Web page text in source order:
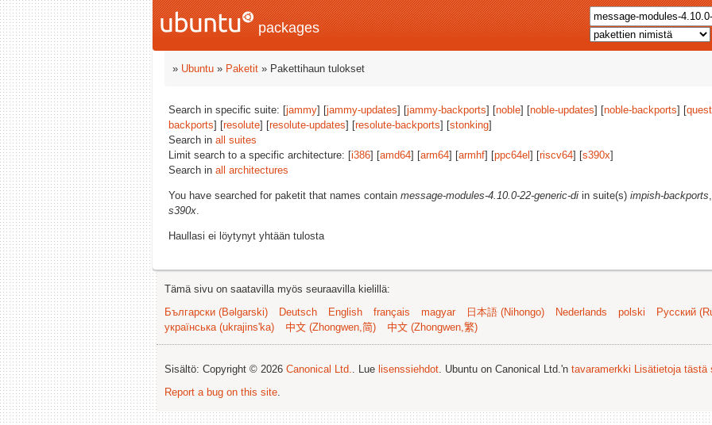
packages
» Ubuntu » Paketit » Pakettihaun tulokset
Search in specific suite: [jammy] [jammy-updates] [jammy-backports] [noble] [noble-updates] [noble-backports] [
backports] [resolute] [resolute-updates] [resolute-backports] [stonking]
Search in all suites
Limit search to a specific architecture: [i386] [amd64] [arm64] [armhf] [ppc64el ] [riscv64] [s390x]
Search in all architectures
You have searched for paketit that names contain message-modules-4.10.0-22-generic-di in suite(s) impish-backports
s390x.
Haullasi ei löytynyt yhtään tulosta
Tämä sivu on saatavilla myös seuraavilla kielillä:
Български (Bəlgarski)
Deutsch English français magyar 日本語 (Nihongo) Nederlands polski Русский
українська (ukrajins'ka)
中文 (Zhongwen,简) 中文 (Zhongwen,繁)
Sisältö: Copyright © 2026 Canonical Ltd.. Lue lisenssiehdot. Ubuntu on Canonical Ltd.'n tavaramerkki Lisätietoja tästä
Report a bug on this site.